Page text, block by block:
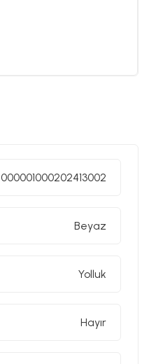
000001000202413002
Beyaz
Yolluk
Hayır